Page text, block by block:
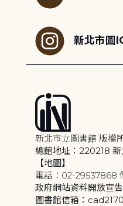
新北市圖
新北市立圖書館 版權
總館地址：220218
【地圖】
電話：02-29537868
政府網站資料開放宣告
圖書館信箱：